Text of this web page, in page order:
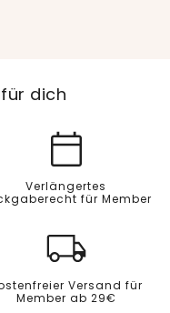
dich
Verlängertes
für Member
Versand für
Member ab 29€